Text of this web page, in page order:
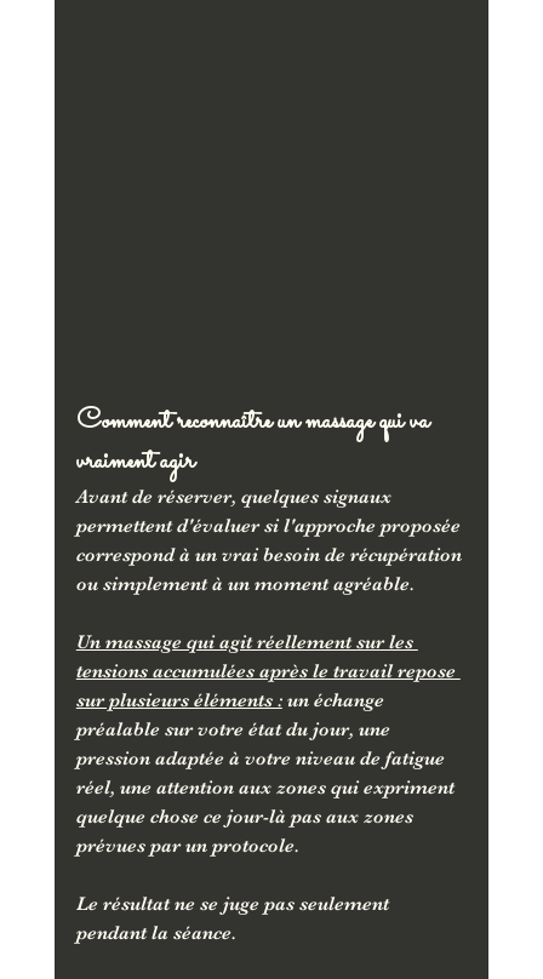
Comment reconnaître un massage qui va
vraiment agir
Avant de réserver, quelques signaux
permettent d'évaluer si l'approche proposée
correspond à un vrai besoin de récupération
ou simplement à un moment agréable.
Un massage qui agit réellement sur les
tensions accumulées après le travail repose
sur plusieurs éléments : un échange
préalable sur votre état du jour, une
pression adaptée à votre niveau de fatigue
réel, une attention aux zones qui expriment
quelque chose ce jour-là pas aux zones
prévues par un protocole.
Le résultat ne se juge pas seulement
pendant la séance.